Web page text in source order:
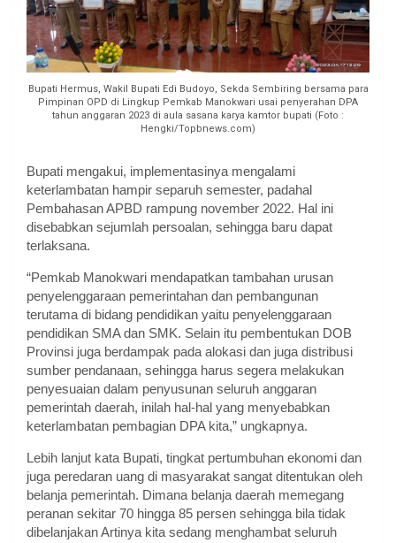
Bupati Hermus, Wakil Bupati Edi Budoyo, Sekda Sembiring bersama para
Pimpinan OPD di Lingkup Pemkab Manokwari usai penyerahan DPA
tahun anggaran 2023 di aula sasana karya kamtor bupati (Foto :
Hengki/Topbnews.com)
Bupati mengakui, implementasinya mengalami
keterlambatan hampir separuh semester, padahal
Pembahasan APBD rampung november 2022. Hal ini
disebabkan sejumlah persoalan, sehingga baru dapat
terlaksana.
“Pemkab Manokwari mendapatkan tambahan urusan
penyelenggaraan pemerintahan dan pembangunan
terutama di bidang pendidikan yaitu penyelenggaraan
pendidikan SMA dan SMK. Selain itu pembentukan DOB
Provinsi juga berdampak pada alokasi dan juga distribusi
sumber pendanaan, sehingga harus segera melakukan
penyesuaian dalam penyusunan seluruh anggaran
pemerintah daerah, inilah hal-hal yang menyebabkan
keterlambatan pembagian DPA kita,” ungkapnya.
Lebih lanjut kata Bupati, tingkat pertumbuhan ekonomi dan
juga peredaran uang di masyarakat sangat ditentukan oleh
belanja pemerintah. Dimana belanja daerah memegang
peranan sekitar 70 hingga 85 persen sehingga bila tidak
dibelanjakan Artinya kita sedang menghambat seluruh